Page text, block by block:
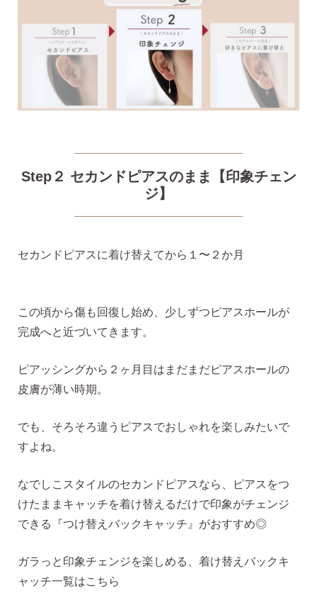
スタッドピアス
揺れるスタッドピアス
揺れるフックピアス
Step２ セカンドピアスのまま【印象チェン
ジ】
セカンドピアスに着け替えてから１〜２か月
この頃から傷も回復し始め、少しずつピアスホールが
完成へと近づいてきます。
ピアッシングから２ヶ月目はまだまだピアスホールの
皮膚が薄い時期。
でも、そろそろ違うピアスでおしゃれを楽しみたいで
すよね。
なでしこスタイルのセカンドピアスなら、ピアスをつ
けたままキャッチを着け替えるだけで印象がチェンジ
できる『つけ替えバックキャッチ』がおすすめ◎
ガラっと印象チェンジを楽しめる、着け替えバックキ
ャッチ一覧はこちら